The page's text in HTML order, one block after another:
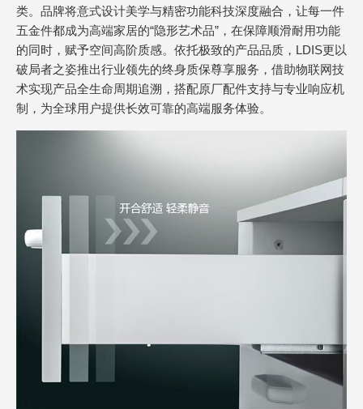
类。品牌将意式设计美学与精密功能科技深度融合，让每一件
五金件都成为高端家居的“隐形艺术品”，在保障顺滑耐用功能
的同时，赋予空间高阶质感。依托极致的产品品质，LDIS更以
破局者之姿推出行业领先的终身质保尊享服务，借助物联网技
术实现产品全生命周期追溯，搭配原厂配件支持与专业响应机
制，为全球用户提供长效可靠的高端服务体验。